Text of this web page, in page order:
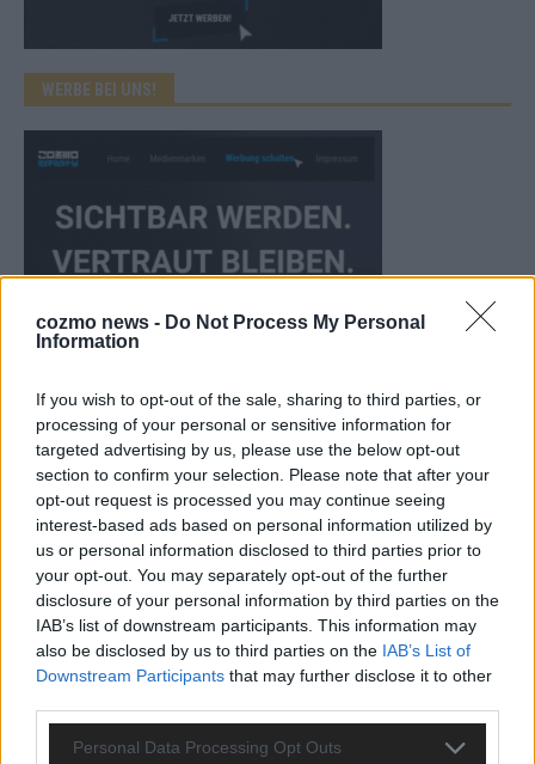
cozmo news - Do Not Process My Personal
Information
If you wish to opt-out of the sale, sharing to third parties, or
processing of your personal or sensitive information for
targeted advertising by us, please use the below opt-out
section to confirm your selection. Please note that after your
opt-out request is processed you may continue seeing
interest-based ads based on personal information utilized by
us or personal information disclosed to third parties prior to
your opt-out. You may separately opt-out of the further
disclosure of your personal information by third parties on the
IAB’s list of downstream participants. This information may
also be disclosed by us to third parties on the IAB’s List of
Downstream Participants that may further disclose it to other
Personal Data Processing Opt Outs
WERBE BEI UNS!
CHECK UNS AUF FACEBOOK
AD